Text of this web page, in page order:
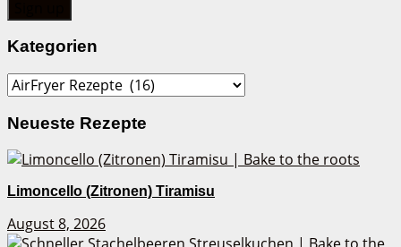
Kategorien
Kategorien
Neueste Rezepte
Limoncello (Zitronen) Tiramisu
August 8, 2026